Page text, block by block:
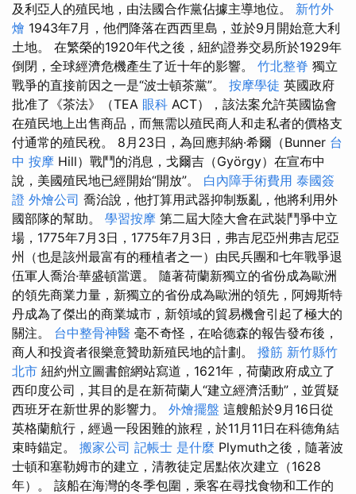
及利亞人的殖民地，由法國合作黨佔據主導地位。 新竹外
燴 1943年7月，他們降落在西西里島，並於9月開始意大利
土地。 在繁榮的1920年代之後，紐約證券交易所於1929年
倒閉，全球經濟危機產生了近十年的影響。 竹北整脊 獨立
戰爭的直接前因之一是“波士頓茶黨”。 按摩學徒 英國政府
批准了《茶法》（TEA 眼科 ACT），該法案允許英國協會
在殖民地上出售商品，而無需以殖民商人和走私者的價格支
付通常的殖民稅。 8月23日，為回應邦納·希爾（Bunner 台
中 按摩 Hill）戰鬥的消息，戈爾吉（György）在宣布中
說，美國殖民地已經開始“開放”。 白內障手術費用 泰國簽
證 外燴公司 喬治說，他打算用武器抑制叛亂，他將利用外
國部隊的幫助。 學習按摩 第二屆大陸大會在武裝鬥爭中立
場，1775年7月3日，1775年7月3日，弗吉尼亞州弗吉尼亞
州（也是該州最富有的種植者之一）由民兵團和七年戰爭退
伍軍人喬治·華盛頓當選。 隨著荷蘭新獨立的省份成為歐洲
的領先商業力量​​，新獨立的省份成為歐洲的領先，阿姆斯特
丹成為了傑出的商業城市，新領域的貿易機會引起了極大的
關注。 台中整骨神醫 毫不奇怪，在哈德森的報告發布後，
商人和投資者很樂意贊助新殖民地的計劃。 撥筋 新竹縣竹
北市 紐約州立圖書館網站寫道，1621年，荷蘭政府成立了
西印度公司，其目的是在新荷蘭人“建立經濟活動”，並質疑
西班牙在新世界的影響力。 外燴擺盤 這艘船於9月16日從
英格蘭航行，經過一段困難的旅程，於11月11日在科德角結
束時錨定。 搬家公司 記帳士 是什麼 Plymuth之後，隨著波
士頓和塞勒姆市的建立，清教徒定居點依次建立（1628
年）。 該船在海灣的冬季包圍，乘客在尋找食物和工作的